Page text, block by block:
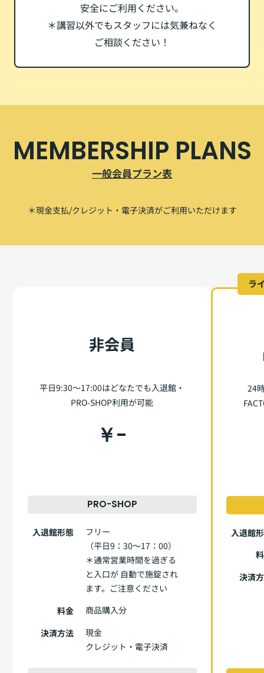
安全にご利用ください。
＊講習以外でもスタッフには気兼ねなく
ご相談ください！
MEMBERSHIP PLANS
一般会員プラン表
＊現金支払/クレジット・電子決済がご利用いただけます
非会員
平日9:30〜17:00はどなたでも入退館・
PRO-SHOP利用が可能
￥-
PRO-SHOP
入退館形態
フリー
（平日9：30～17：00）
＊通常営業時間を過ぎる
と入口が 自動で施錠され
ます。ご注意ください
料金
商品購入分
決済方法
現金
クレジット・電子決済
ラ
24
入退館
決済